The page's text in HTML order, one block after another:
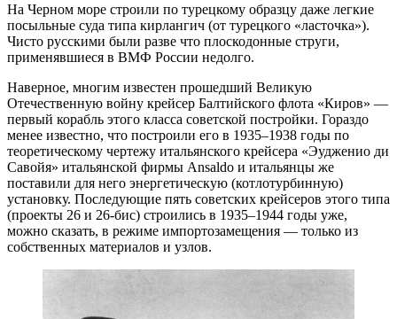
На Черном море строили по турецкому образцу даже легкие
посыльные суда типа кирлангич (от турецкого «ласточка»).
Чисто русскими были разве что плоскодонные струги,
применявшиеся в ВМФ России недолго.
Наверное, многим известен прошедший Великую
Отечественную войну крейсер Балтийского флота «Киров» —
​первый корабль этого класса советской постройки. Гораздо
менее известно, что построили его в 1935–1938 годы по
теоретическому чертежу итальянского крейсера «Эудженио ди
Савойя» итальянской фирмы Ansaldo и итальянцы же
поставили для него энергетическую (котлотурбинную)
установку. Последующие пять советских крейсеров этого типа
(проекты 26 и 26‑бис) строились в 1935–1944 годы уже,
можно сказать, в режиме импортозамещения — ​только из
собственных материалов и узлов.